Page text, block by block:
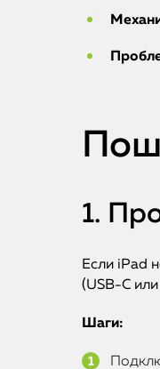
1.
Если iPad
(USB-C
Шаги: